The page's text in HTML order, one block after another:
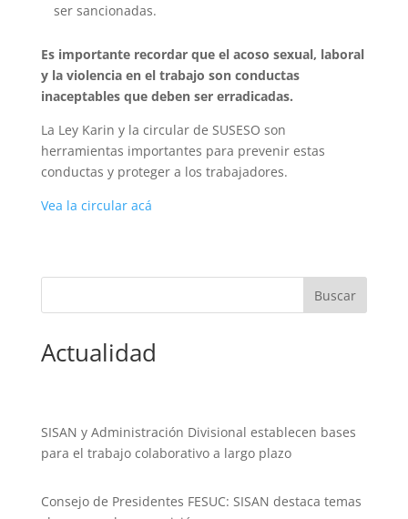
ser sancionadas.
Es importante recordar que el acoso sexual, laboral
y la violencia en el trabajo son conductas
inaceptables que deben ser erradicadas.
La Ley Karin y la circular de SUSESO son
herramientas importantes para prevenir estas
conductas y proteger a los trabajadores.
Vea la circular acá
Actualidad
SISAN y Administración Divisional establecen bases
para el trabajo colaborativo a largo plazo
Consejo de Presidentes FESUC: SISAN destaca temas